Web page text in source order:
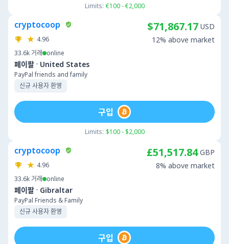
Limits: €100 - €2,000
cryptocoop
4.96
33.6k 거래 online
페이팔 · United States
PayPal friends and family
신규 사용자 환영
$71,867.17 USD
12% above market
Limits: $100 - $2,000
구입
cryptocoop
4.96
33.6k 거래 online
페이팔 · Gibraltar
PayPal Friends & Family
신규 사용자 환영
£51,517.84 GBP
8% above market
구입